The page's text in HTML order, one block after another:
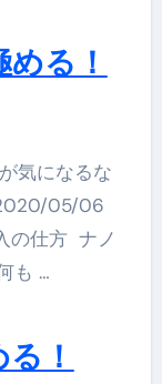
る！
気になるな
05/06
の仕方 ナノ
も …
！